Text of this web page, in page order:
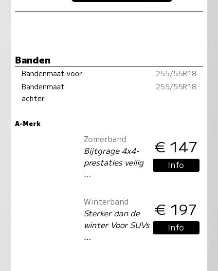
Banden
Bandenmaat voor
255/55R18
Bandenmaat
achter
255/55R18
A-Merk
Zomerband
Bijtgrage 4x4-
prestaties veilig
...
€ 147
Info
Winterband
Sterker dan de
winter Voor SUVs
...
€ 197
Info